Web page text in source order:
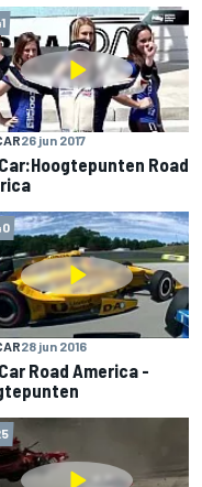
26 jun 2017
Road
28 jun 2016
Road America -